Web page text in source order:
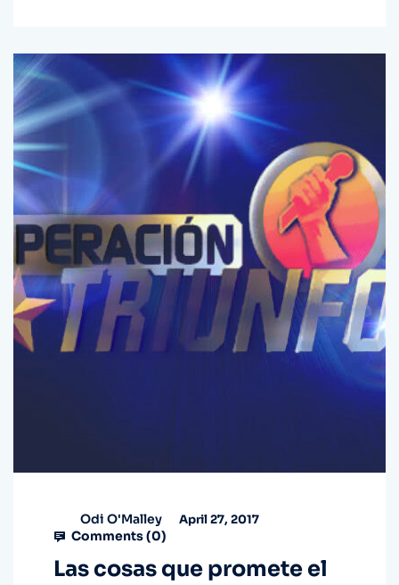
Odi O'Malley April 27, 2017
Comments (0)
Las cosas que promete el